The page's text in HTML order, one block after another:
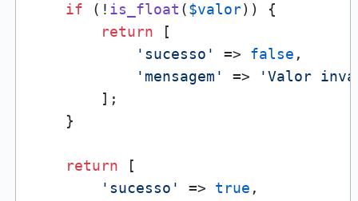
if (! is_float ($valor)) {
return [
'sucesso'
=> false ,
'mensagem'
=>
'Valor
        ];
    }
return [
'sucesso'
=> true ,